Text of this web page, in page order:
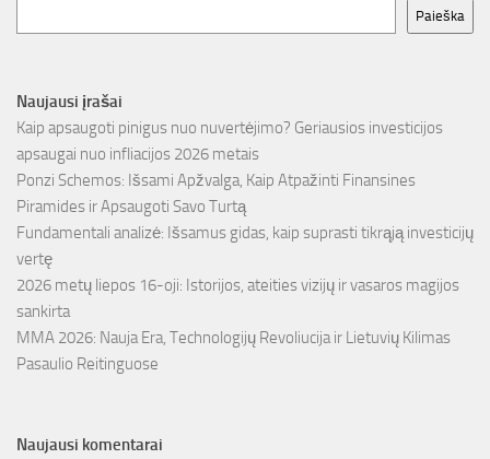
Paieška
Naujausi įrašai
Kaip apsaugoti pinigus nuo nuvertėjimo? Geriausios investicijos
apsaugai nuo infliacijos 2026 metais
Ponzi Schemos: Išsami Apžvalga, Kaip Atpažinti Finansines
Piramides ir Apsaugoti Savo Turtą
Fundamentali analizė: Išsamus gidas, kaip suprasti tikrąją investicijų
vertę
2026 metų liepos 16-oji: Istorijos, ateities vizijų ir vasaros magijos
sankirta
MMA 2026: Nauja Era, Technologijų Revoliucija ir Lietuvių Kilimas
Pasaulio Reitinguose
Naujausi komentarai